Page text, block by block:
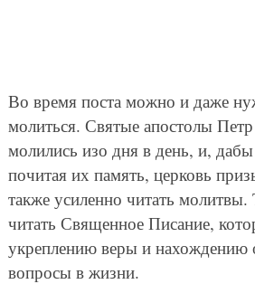
Во время поста можно и даже
молиться. Святые апостолы
молились изо дня в день, и,
почитая их память, церковь
также усиленно читать молитвы.
читать Священное Писание,
укреплению веры и нахождению
вопросы в жизни.